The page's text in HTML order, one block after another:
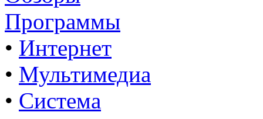
Программы
• Интернет
• Мультимедиа
• Система